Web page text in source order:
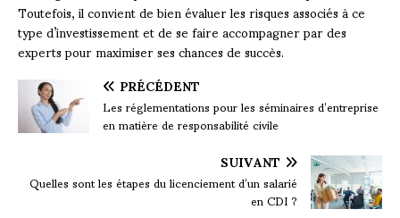
Toutefois, il convient de bien évaluer les risques associés à ce
type d’investissement et de se faire accompagner par des
experts pour maximiser ses chances de succès.
PRÉCÉDENT
Les réglementations pour les séminaires d’entreprise
en matière de responsabilité civile
SUIVANT
Quelles sont les étapes du licenciement d’un salarié
en CDI ?